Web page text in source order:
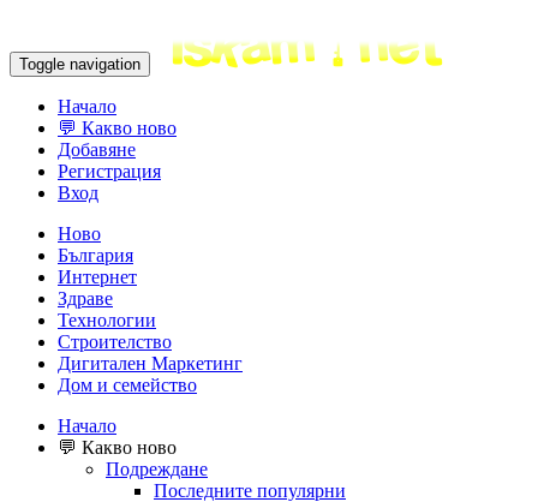
Toggle navigation
Начало
💬 Какво ново
Добавяне
Регистрация
Вход
Ново
България
Интернет
Здраве
Технологии
Строителство
Дигитален Маркетинг
Дом и семейство
Начало
💬 Какво ново
Подреждане
Последните популярни